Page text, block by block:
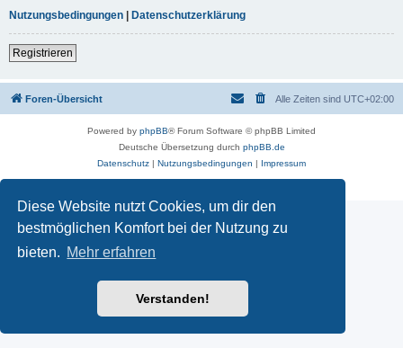
Diese Website nutzt Cookies, um dir den
bestmöglichen Komfort bei der Nutzung zu
bieten. Mehr erfahren
Verstanden!
Nutzungsbedingungen | Datenschutzerklärung
Registrieren
Foren-Übersicht Alle Zeiten sind UTC+02:00
Powered by phpBB® Forum Software © phpBB Limited
Deutsche Übersetzung durch phpBB.de
Datenschutz | Nutzungsbedingungen | Impressum